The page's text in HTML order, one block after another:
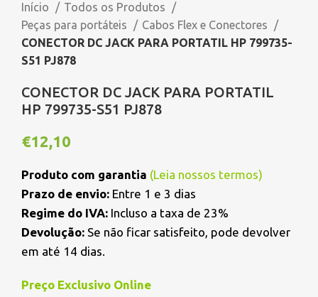
Início
Todos os Produtos
Peças para portáteis
Cabos Flex e Conectores
CONECTOR DC JACK PARA PORTATIL HP 799735-
S51 PJ878
CONECTOR DC JACK PARA PORTATIL
HP 799735-S51 PJ878
€12,10
Produto com garantia (Leia nossos termos)
Prazo de envio: Entre 1 e 3 dias
Regime do IVA: Incluso a taxa de 23%
Devolução: Se não ficar satisfeito, pode devolver
em até 14 dias.
Preço Exclusivo Online